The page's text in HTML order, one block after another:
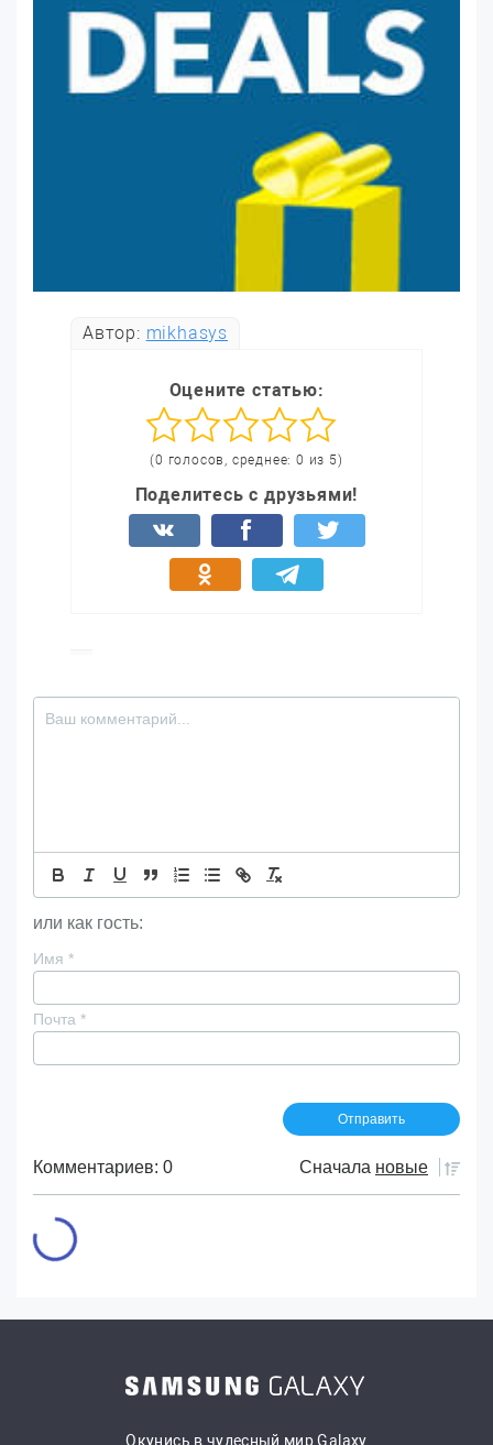
Автор: mikhasys
Оцените статью:
(0 голосов, среднее: 0 из 5)
Поделитесь с друзьями!
или как гость:
Имя *
Почта *
Комментариев: 0 Сначала новые
Окунись в чудесный мир Galaxy